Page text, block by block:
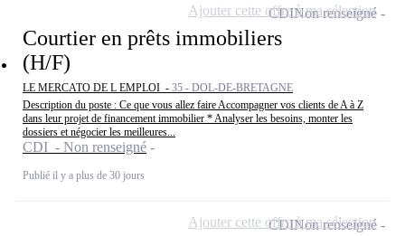
Courtier en prêts immobiliers
(H/F)
LE MERCATO DE L EMPLOI - 35 - DOL-DE-BRETAGNE
Description du poste : Ce que vous allez faire Accompagner vos clients de A à Z
dans leur projet de financement immobilier * Analyser les besoins, monter les
dossiers et négocier les meilleures...
CDI - Non renseigné
Publié il y a plus de 30 jours
CDINon renseigné
Ajouter cette offre à ma sélection
CDINon renseigné
Ajouter cette offre à ma sélection